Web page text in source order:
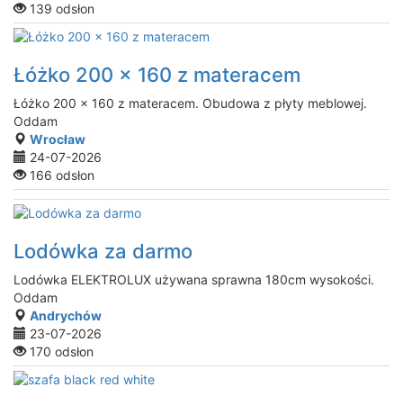
139 odsłon
Łóżko 200 x 160 z materacem
Łóżko 200 x 160 z materacem. Obudowa z płyty meblowej.
Oddam
Wrocław
24-07-2026
166 odsłon
Lodówka za darmo
Lodówka ELEKTROLUX używana sprawna 180cm wysokości.
Oddam
Andrychów
23-07-2026
170 odsłon